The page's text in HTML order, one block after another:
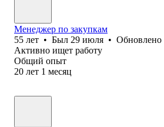
Менеджер по закупкам
55 лет • Был 29 июля • Обновлено
Активно ищет работу
Общий опыт
20 лет 1 месяц